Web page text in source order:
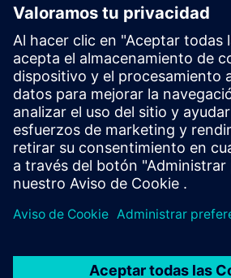
Póngase en contacto con nosotros si
comentarios. ¡Estamos aquí para
Póngase en contacto con